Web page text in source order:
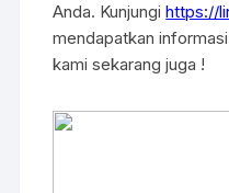
Anda. Kunjungihttps://
mendapatkan
kami sekarang juga !